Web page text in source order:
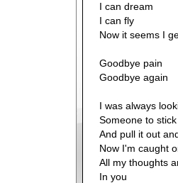
I can dream
I can fly
Now it seems I
Goodbye pain
Goodbye again
I was always
Someone to
And pull it out
Now I'm caught
All my thoughts
In you